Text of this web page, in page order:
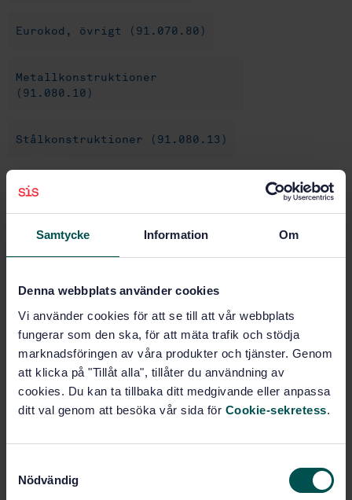
Samtycke Information Om
Denna webbplats använder cookies
Vi använder cookies för att se till att vår webbplats
fungerar som den ska, för att mäta trafik och stödja
marknadsföringen av våra produkter och tjänster. Genom
att klicka på "Tillåt alla", tillåter du användning av
cookies. Du kan ta tillbaka ditt medgivande eller anpassa
ditt val genom att besöka vår sida för Cookie-sekretess.
Nödvändig
Eurokod, övrigt (91.070.80)
Metallkonstruktioner
(91.080.10)
Stålkonstruktioner (91.080.13)
Köp denna standard
STANDARD
SVENSK STANDARD· SS-EN 1993-1-10:2005
1-10: Seghet och egenskaper i tjockleksriktningen
Prenumerera på standarden - Läs mer
Pris:1 737 SEK
PDF
Lägg i varukorgen